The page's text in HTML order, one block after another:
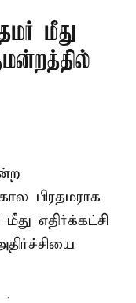
மீது
பிரதமராக
எதிர்க்கட்சி